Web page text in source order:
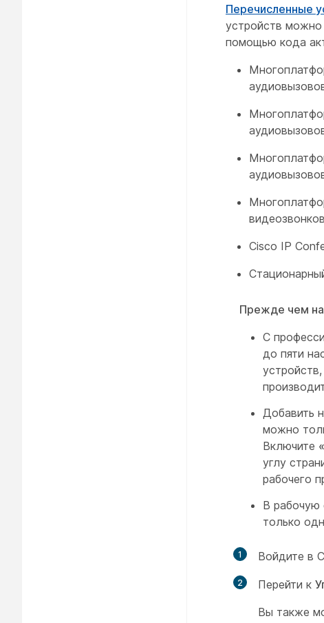
Перечисленные
устройств можно
помощью кода
Cisco IP
Прежде чем
С
до пяти
Добавить
можно
Включите
углу
рабочего
В рабочую
только
1 Войдите в
2 Перейти к
Вы также